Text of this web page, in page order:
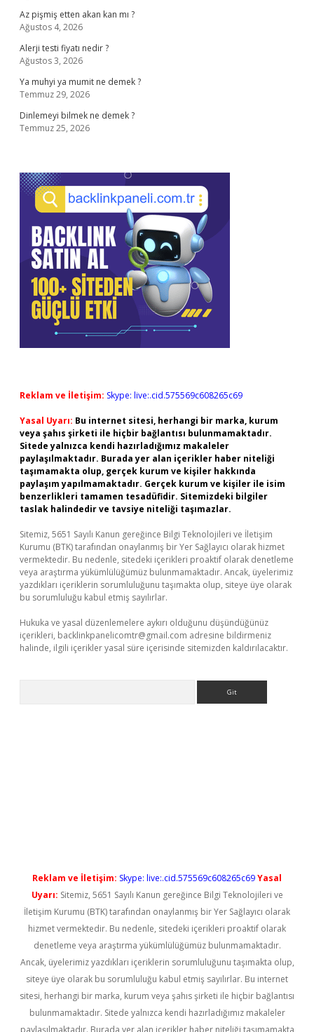
Az pişmiş etten akan kan mı ?
Ağustos 4, 2026
Alerji testi fiyatı nedir ?
Ağustos 3, 2026
Ya muhyi ya mumit ne demek ?
Temmuz 29, 2026
Dinlemeyi bilmek ne demek ?
Temmuz 25, 2026
Reklam ve İletişim: Skype: live:.cid.575569c608265c69
Yasal Uyarı: Bu internet sitesi, herhangi bir marka, kurum
veya şahıs şirketi ile hiçbir bağlantısı bulunmamaktadır.
Sitede yalnızca kendi hazırladığımız makaleler
paylaşılmaktadır. Burada yer alan içerikler haber niteliği
taşımamakta olup, gerçek kurum ve kişiler hakkında
paylaşım yapılmamaktadır. Gerçek kurum ve kişiler ile isim
benzerlikleri tamamen tesadüfidir. Sitemizdeki bilgiler
taslak halindedir ve tavsiye niteliği taşımazlar.
Sitemiz, 5651 Sayılı Kanun gereğince Bilgi Teknolojileri ve İletişim
Kurumu (BTK) tarafından onaylanmış bir Yer Sağlayıcı olarak hizmet
vermektedir. Bu nedenle, sitedeki içerikleri proaktif olarak denetleme
veya araştırma yükümlülüğümüz bulunmamaktadır. Ancak, üyelerimiz
yazdıkları içeriklerin sorumluluğunu taşımakta olup, siteye üye olarak
bu sorumluluğu kabul etmiş sayılırlar.
Hukuka ve yasal düzenlemelere aykırı olduğunu düşündüğünüz
içerikleri, backlinkpanelicomtr@gmail.com adresine bildirmeniz
halinde, ilgili içerikler yasal süre içerisinde sitemizden kaldırılacaktır.
Reklam ve İletişim: Skype: live:.cid.575569c608265c69Yasal
Uyarı: Sitemiz, 5651 Sayılı Kanun gereğince Bilgi Teknolojileri ve
İletişim Kurumu (BTK) tarafından onaylanmış bir Yer Sağlayıcı olarak
hizmet vermektedir. Bu nedenle, sitedeki içerikleri proaktif olarak
denetleme veya araştırma yükümlülüğümüz bulunmamaktadır.
Ancak, üyelerimiz yazdıkları içeriklerin sorumluluğunu taşımakta olup,
siteye üye olarak bu sorumluluğu kabul etmiş sayılırlar. Bu internet
sitesi, herhangi bir marka, kurum veya şahıs şirketi ile hiçbir bağlantısı
bulunmamaktadır. Sitede yalnızca kendi hazırladığımız makaleler
paylaşılmaktadır. Burada yer alan içerikler haber niteliği taşımamakta